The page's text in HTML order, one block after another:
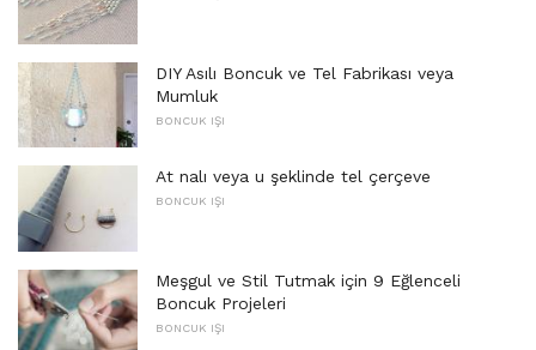
DIY Asılı Boncuk ve Tel Fabrikası veya
Mumluk
BONCUK IŞI
At nalı veya u şeklinde tel çerçeve
BONCUK IŞI
Meşgul ve Stil Tutmak için 9 Eğlenceli
Boncuk Projeleri
BONCUK IŞI